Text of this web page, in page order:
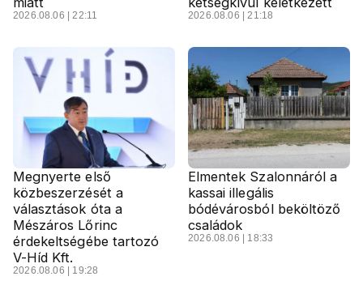
2026.08.06 | 22:11 2026.08.06 | 21:18
Megnyerte első
közbeszerzését a
választások óta a
Mészáros Lőrinc
érdekeltségébe tartozó
V-Híd Kft.
2026.08.06 | 19:28
Elmentek Szalonnáról a
kassai illegális
bódévárosból beköltöző
családok
2026.08.06 | 18:33